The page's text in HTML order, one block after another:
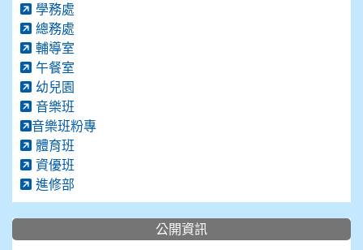
學務處
總務處
輔導室
午餐室
幼兒園
音樂班
音樂班粉專
體育班
資優班
進修部
公開資訊